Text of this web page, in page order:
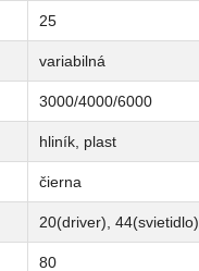
25
variabilná
3000/4000/6000
hliník, plast
čierna
20(driver), 44(svietidlo)
80